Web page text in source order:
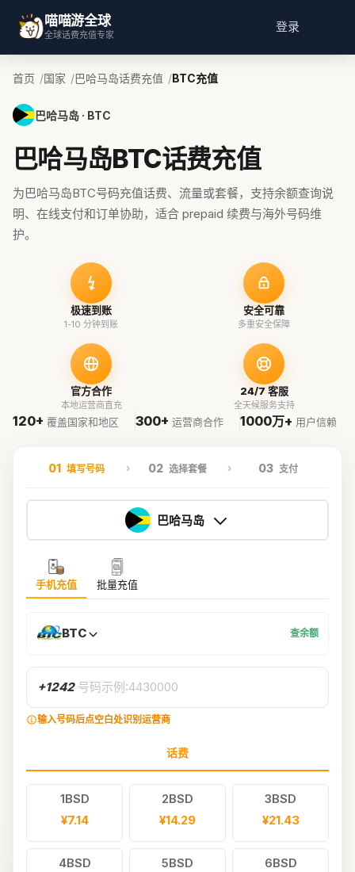
喵喵游全球
全球话费充值专家
登录
首页 国家 巴哈马岛话费充值 BTC充值
巴哈马岛 · BTC
巴哈马岛BTC话费充值
为巴哈马岛BTC号码充值话费、流量或套餐，支持余额查询说
明、在线支付和订单协助，适合 prepaid 续费与海外号码维
护。
极速到账
1-10 分钟到账
安全可靠
多重安全保障
官方合作
本地运营商直充
24/7 客服
全天候服务支持
120+ 覆盖国家和地区 300+ 运营商合作 1000万+ 用户信赖
01 填写号码 02 选择套餐 03 支付
巴哈马岛
手机充值 批量充值
BTC 查余额
+1242 号码示例:4430000
输入号码后点空白处识别运营商
话费
1BSD
¥7.14
2BSD
¥14.29
3BSD
¥21.43
4BSD
5BSD
6BSD